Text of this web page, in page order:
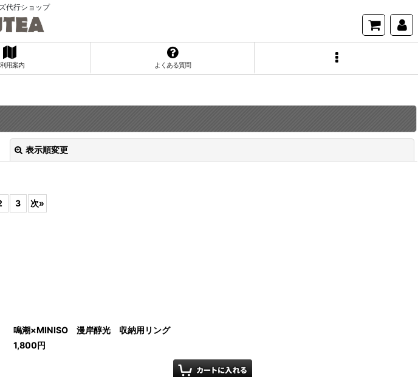
代行ショップ
用案内 よくある質問
表示順変更
3 次»
鳴潮×MINISO 漫岸醇光 収納用リング
1,800円